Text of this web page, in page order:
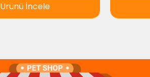
Ürünü İncele